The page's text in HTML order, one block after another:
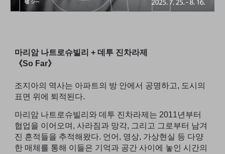
마리암 나트로슈빌리 + 데투 진차라제
《So Far》
조지아의 역사는 아파트의 방 안에서 공명하고, 도시의
표면 위에 퇴적된다.
마리암 나트로슈빌리와 데투 진차라제는 2011년부터
협업을 이어오며, 사라짐과 망각, 그리고 그로부터 남겨
진 흔적들을 추적해왔다. 언어, 영상, 가상현실 등 다양
한 매체를 통해 이들은 기억과 공간 사이에 놓인 시간의